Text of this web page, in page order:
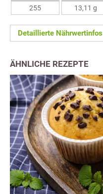
255 13,11 g
Detaillierte Nährwertinfos
ÄHNLICHE REZEPTE